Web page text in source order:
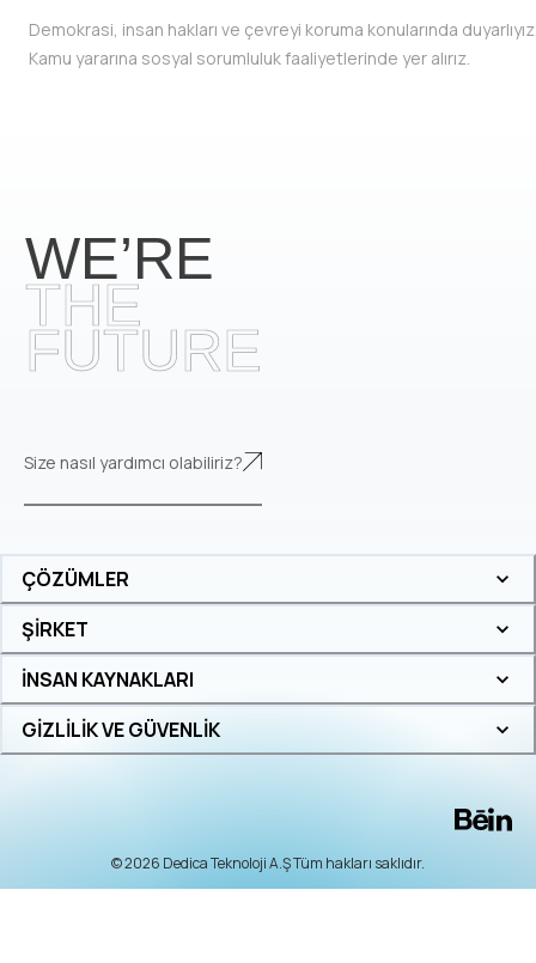
Demokrasi, insan hakları ve çevreyi koruma konularında
Kamu yararına sosyal sorumluluk faaliyetlerinde yer alırız.
Size nasıl yardımcı olabiliriz?
ÇÖZÜMLER
ŞİRKET
İNSAN KAYNAKLARI
GİZLİLİK VE GÜVENLİK
© 2026 Dedica Teknoloji A.Ş Tüm hakları saklıdır.